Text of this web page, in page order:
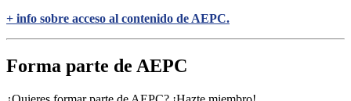
+ info sobre acceso al contenido de AEPC.
Forma parte de AEPC